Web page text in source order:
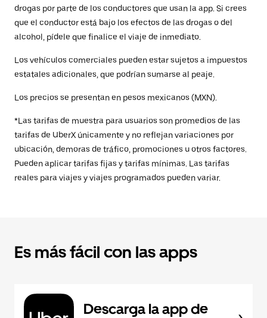
drogas por parte de los conductores que usan la app. Si crees
que el conductor está bajo los efectos de las drogas o del
alcohol, pídele que finalice el viaje de inmediato.
Los vehículos comerciales pueden estar sujetos a impuestos
estatales adicionales, que podrían sumarse al peaje.
Los precios se presentan en pesos mexicanos (MXN).
*Las tarifas de muestra para usuarios son promedios de las
tarifas de UberX únicamente y no reflejan variaciones por
ubicación, demoras de tráfico, promociones u otros factores.
Pueden aplicar tarifas fijas y tarifas mínimas. Las tarifas
reales para viajes y viajes programados pueden variar.
Es más fácil con las apps
Descarga la app de